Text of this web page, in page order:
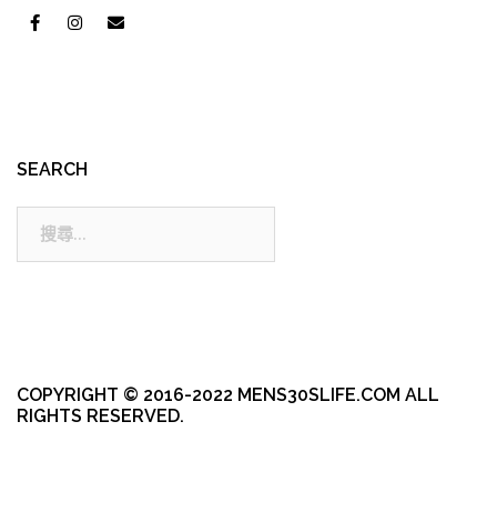
SEARCH
COPYRIGHT © 2016-2022 MENS30SLIFE.COM ALL
RIGHTS RESERVED.